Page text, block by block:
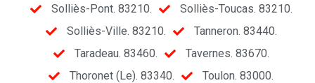
Solliès-Pont. 83210.
Solliès-Toucas. 83210.
Solliès-Ville. 83210.
Tanneron. 83440.
Taradeau. 83460.
Tavernes. 83670.
Thoronet (Le). 83340.
Toulon. 83000.